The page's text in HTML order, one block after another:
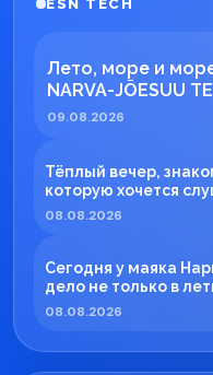
ESN TECH
Лето, море и
NARVA-JÕESUU
09.08.2026
Тёплый вечер,
которую хочется
08.08.2026
Сегодня у маяка
дело не только в
08.08.2026